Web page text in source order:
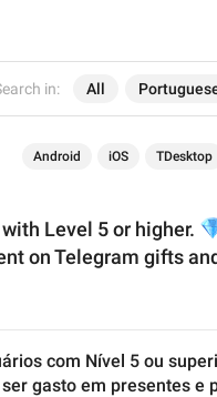
in: All
Android iOS TDesktop
Level 5 or higher.
on Telegram gifts
com Nível 5 ou
gasto em presentes e